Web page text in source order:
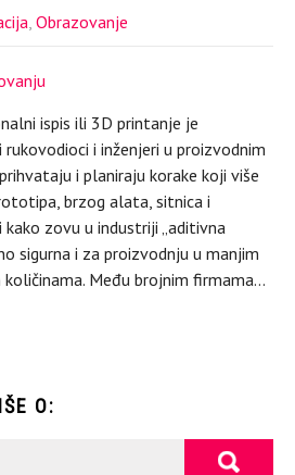
, Obrazovanje
ispis ili 3D printanje je
i inženjeri u proizvodnim
i planiraju korake koji više
brzog alata, sitnica i
zovu u industriji „aditivna
sigurna i za proizvodnju u manjim
količinama. Među brojnim firmama…
O: